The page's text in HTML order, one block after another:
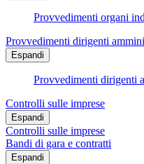
Provvedimenti organi
Provvedimenti dirigenti
Espandi
Provvedimenti dirigenti
Controlli sulle imprese
Espandi
Controlli sulle imprese
Bandi di gara e contratti
Espandi